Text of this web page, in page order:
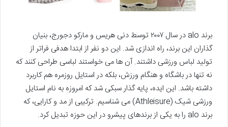
برند alo در سال ۲۰۰۷ توسط دنی هریس و مارکو دجورج، بنیان
گذاران این برند، راه اندازی شد. این دو نفر از ابتدا هدفی فراتر از
تولید لباس ورزشی داشتند. آن ها می خواستند لباسی طراحی کنند که
نه تنها در باشگاه و هنگام ورزش، بلکه در استایل روزمره هم کاربرد
داشته باشد. این ایده، پایه گذار سبکی شد که امروزه به نام استایل
ورزشی شیک (Athleisure) می شناسیم. ترکیبی از مد و کارایی، که
برند alo را به یکی از برندهای پیشرو در این حوزه تبدیل کرد.